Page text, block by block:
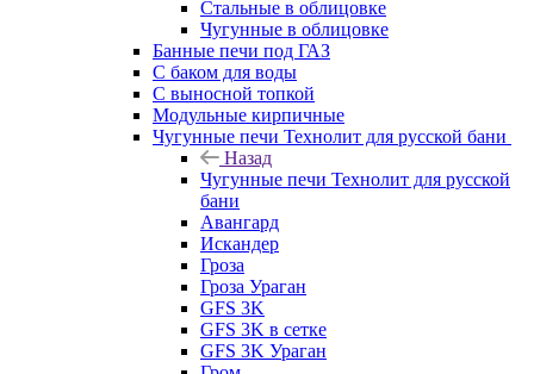
Стальные в облицовке
Чугунные в облицовке
Банные печи под ГАЗ
С баком для воды
С выносной топкой
Модульные кирпичные
Чугунные печи Технолит для русской бани
Назад
Чугунные печи Технолит для русской
бани
Авангард
Искандер
Гроза
Гроза Ураган
GFS 3K
GFS 3K в сетке
GFS 3K Ураган